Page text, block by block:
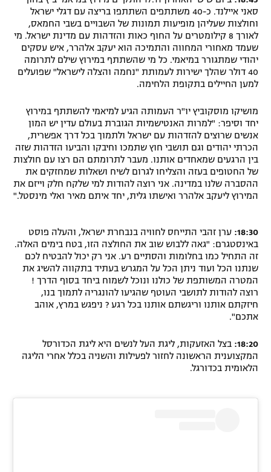
סאני איילנד. כ-40 משתתפים השתתפו בריצה עם דגלי ישראל
וחולצות שעליהן מופיעות תמונות של השבויים בשבי החמאס,
לאורך 8 קילומטרים על החוף כאות והזדהות עם מדינת ישראל. מי
שעמד מאחורי המחווה והתמיכה הוא יעקב אלהרר, איש עסקים
יהודי שמתגורר במיאמי. כל מי שהשתתף במירוץ שילם לתרומה
40 דולר שהלך ישירות לעמותת "נחמה והצלה לישראל" שפועלים
למען החיילים בתקופת הלחימה.
מושיקו מוסקוביץ יו"ר העמותה הגיע למיאמי להשתתף במירוץ
יחד וסיפר: "למרות האנטישמיות הגוברת בעולם עדין יש המון
אנשים שרוצים להזדהות עם ישראל ולתמוך בכל דרך אפשרית,
הכרתי יהודים וגם תושבי חוץ שתמכו וחיבקו והביעו הזדהות שזה
בין הרגעים שמאחדים אותנו. מעבר לתרומתם הם רצו עם חולצות
של החטופים בעזה והצליחו לגרום לשיח ושאלות שמחזקים את
ההסברה שלנו במדינה. אני רוצה להודות למי שלקח חלק וייזם את
המירוץ ליעקב אלהרר ואישתו גלית, יחד איתם מאיר ואלי מינסטל."
18:30: ערן זהבי התייחס לחוויה בנבחרת ישראל, והעלה פוסט
באינסטגרם: "גאה ללבוש שוב את החולצה הזו, בטח בימים האלה.
זה התחיל כמו בחלומות והסתיים רע. אני רק יכול להבטיח לכם
שנתנו הכל ועוד ניתן הכל על המגרש בעתיד בתקווה להשיג את
המטרה המשותפת של כולנו ונוכל לשמוח ביחד בסוף הדרך !
רוצה להודות לתושבי העוטף שהגיעו להונגריה לתמוך בנו,
חיזקתם אותנו וריגשתם אותנו בכל רגע ? ניפגש במרץ, אוהב
אתכם".
18:20: בצל האזעקות, ליגת העל לנשים היא ליגת הכדורסל
המקצוענית הראשונה לחזור לפעילות והשניה בכלל אחרי הליגה
הלאומית בכדורגל.